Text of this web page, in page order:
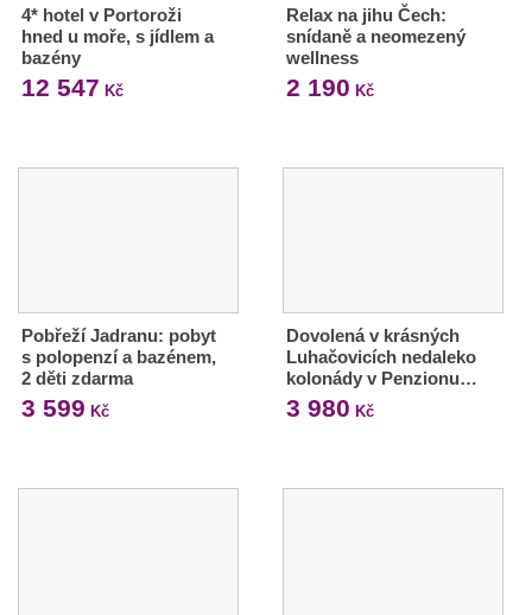
4* hotel v Portoroži
hned u moře, s jídlem a
bazény
12 547 Kč
Relax na jihu Čech:
snídaně a neomezený
wellness
2 190 Kč
Pobřeží Jadranu: pobyt
s polopenzí a bazénem,
2 děti zdarma
3 599 Kč
Dovolená v krásných
Luhačovicích nedaleko
kolonády v Penzionu…
3 980 Kč